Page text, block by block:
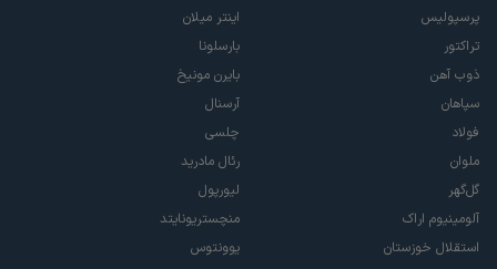
پرسپولیس
تراکتور
ذوب آهن
سپاهان
فولاد
ملوان
گل‌گهر
آلومینیوم اراک
استقلال خوزستان
اینتر میلان
بارسلونا
بایرن مونیخ
آرسنال
چلسی
رئال مادرید
لیورپول
منچستریونایتد
یوونتوس